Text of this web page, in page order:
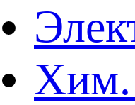
Хим.